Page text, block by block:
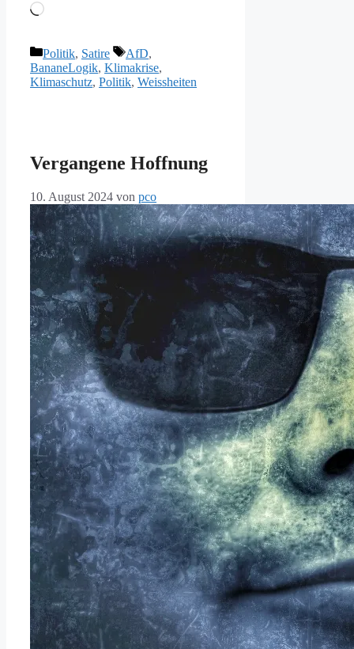
Wird
Kategorien
Politik, Satire Schlagwörter
AfD,
BananeLogik, Klimakrise,
Klimaschutz, Politik, Weissheiten
Vergangene Hoffnung
10. August 2024 von pco